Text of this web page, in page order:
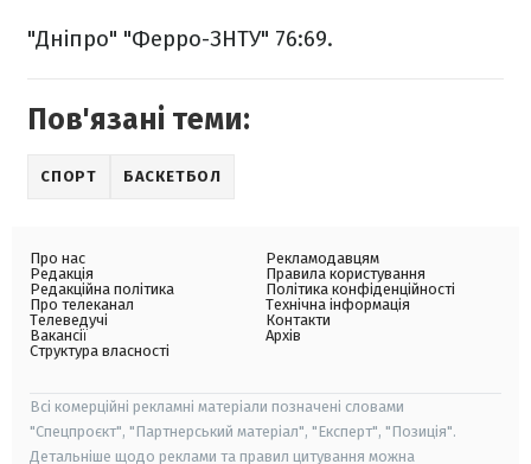
"Дніпро" "Ферро-ЗНТУ" 76:69.
Пов'язані теми:
СПОРТ БАСКЕТБОЛ
Про нас
Редакція
Редакційна політика
Про телеканал
Телеведучі
Вакансії
Структура власності
Рекламодавцям
Правила користування
Політика конфіденційності
Технічна інформація
Контакти
Архів
Всі комерційні рекламні матеріали позначені словами
"Спецпроєкт", "Партнерський матеріал", "Експерт", "Позиція".
Детальніше щодо реклами та правил цитування можна